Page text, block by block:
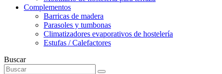
Complementos
Barricas de madera
Parasoles y tumbonas
Climatizadores evaporativos de hostelería
Estufas / Calefactores
Buscar